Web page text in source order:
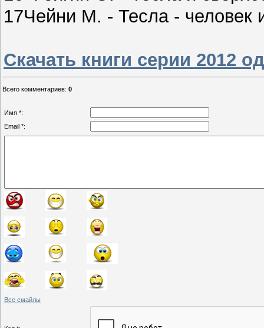
17Чейни М. - Тесла - человек
Скачать книги серии 2012
Всего комментариев: 0
Имя *:
Email *:
Все смайлы